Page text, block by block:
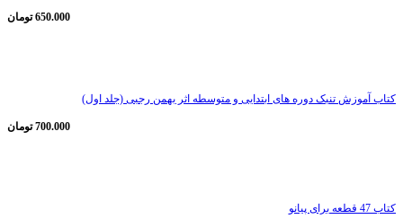
650.000 تومان
کتاب آموزش تنبک دوره های ابتدایی و متوسطه اثر بهمن رجبی (جلد اول)
700.000 تومان
کتاب 47 قطعه برای پیانو